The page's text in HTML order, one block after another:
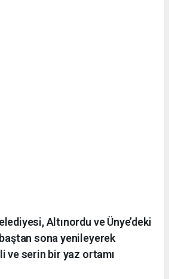
Altınordu ve Ünye’deki
sona yenileyerek
ve serin bir yaz ortamı